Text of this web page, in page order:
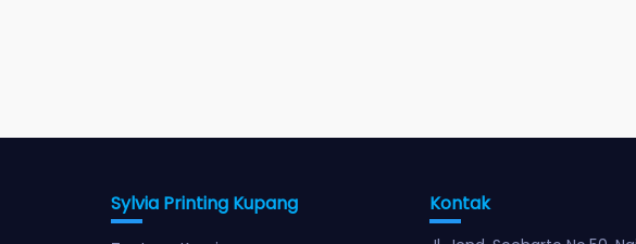
Sylvia Printing Kupang Kontak